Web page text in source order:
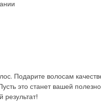
Подарите волосам
это станет вашей